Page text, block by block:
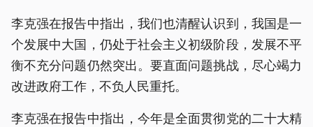
李克强在报告中指出，我们也清醒认识到，我国是一
个发展中大国，仍处于社会主义初级阶段，发展不平
衡不充分问题仍然突出。要直面问题挑战，尽心竭力
改进政府工作，不负人民重托。
李克强在报告中指出，今年是全面贯彻党的二十大精